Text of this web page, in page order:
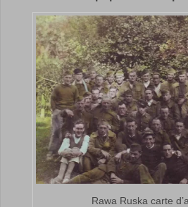
Rawa Ruska carte